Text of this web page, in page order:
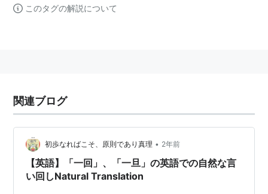
このタグの解説について
関連ブログ
初歩なればこそ、原則であり真理 • 2年前
【英語】「一回」、「一旦」の英語での自然な言
い回しNatural Translation